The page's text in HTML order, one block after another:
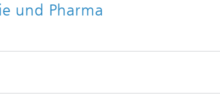
und Pharma